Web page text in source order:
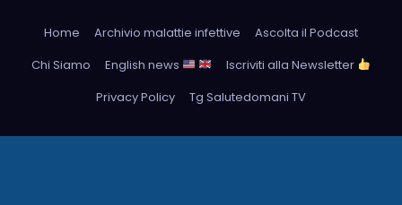
Home Archivio malattie infettive
Ascolta il Podcast
Chi Siamo
English news
Iscriviti alla Newsletter
Privacy Policy
Tg Salutedomani TV